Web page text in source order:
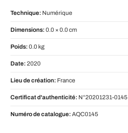
Technique: Numérique
Dimensions: 0.0 × 0.0 cm
Poids: 0.0 kg
Date: 2020
Lieu de création: France
Certificat d'authenticité: N°20201231-0145
Numéro de catalogue: AQC0145